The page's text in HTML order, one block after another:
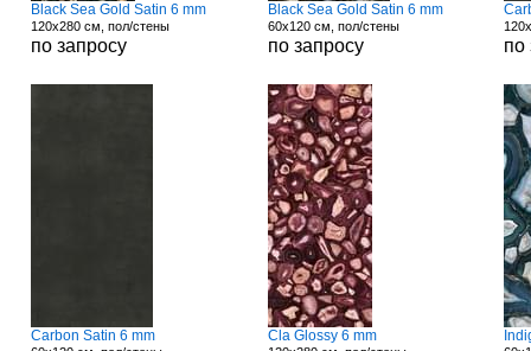
Black Sea Gold Satin 6 mm
120x280 см, пол/стены
по запросу
Black Sea Gold Satin 6 mm
60x120 см, пол/стены
по запросу по
Carbon Satin 6 mm Cla Glossy 6 mm